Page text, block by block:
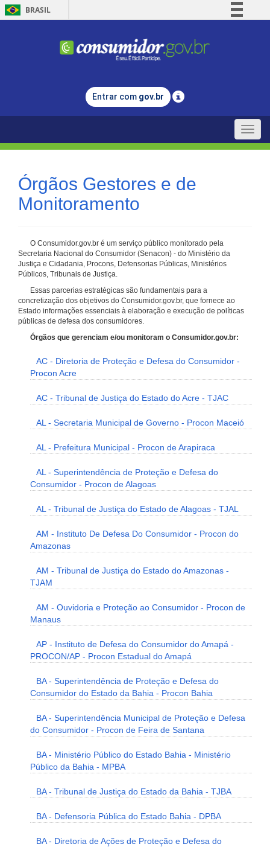
BRASIL
Comunica BR
Legislação
Entrar com gov.br
Toggle
Órgãos Gestores e de
Monitoramento
O Consumidor.gov.br é um serviço público monitorado pela
Secretaria Nacional do Consumidor (Senacon) - do Ministério da
Justiça e Cidadania, Procons, Defensorias Públicas, Ministérios
Públicos, Tribunais de Justiça.
Essas parcerias estratégicas são fundamentais para a
concretização dos objetivos do Consumidor.gov.br, que fornece ao
Estado informações essenciais à elaboração e execução de políticas
públicas de defesa dos consumidores.
Órgãos que gerenciam e/ou monitoram o Consumidor.gov.br:
AC - Diretoria de Proteção e Defesa do Consumidor -
Procon Acre
AC - Tribunal de Justiça do Estado do Acre - TJAC
AL - Secretaria Municipal de Governo - Procon Maceió
AL - Prefeitura Municipal - Procon de Arapiraca
AL - Superintendência de Proteção e Defesa do
Consumidor - Procon de Alagoas
AL - Tribunal de Justiça do Estado de Alagoas - TJAL
AM - Instituto De Defesa Do Consumidor - Procon do
Amazonas
AM - Tribunal de Justiça do Estado do Amazonas -
TJAM
AM - Ouvidoria e Proteção ao Consumidor - Procon de
Manaus
AP - Instituto de Defesa do Consumidor do Amapá -
PROCON/AP - Procon Estadual do Amapá
BA - Superintendência de Proteção e Defesa do
Consumidor do Estado da Bahia - Procon Bahia
BA - Superintendência Municipal de Proteção e Defesa
do Consumidor - Procon de Feira de Santana
BA - Ministério Público do Estado Bahia - Ministério
Público da Bahia - MPBA
BA - Tribunal de Justiça do Estado da Bahia - TJBA
BA - Defensoria Pública do Estado Bahia - DPBA
BA - Diretoria de Ações de Proteção e Defesa do